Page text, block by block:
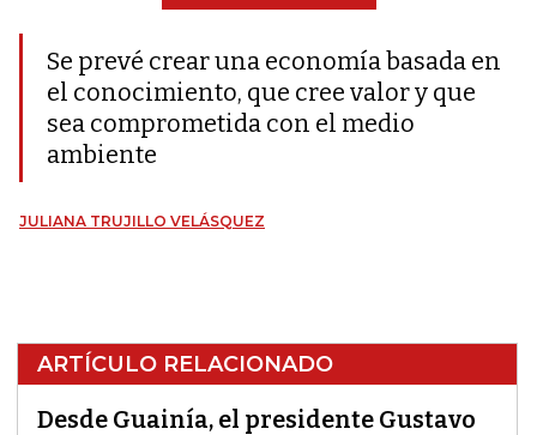
Se prevé crear una economía basada en
el conocimiento, que cree valor y que
sea comprometida con el medio
ambiente
JULIANA TRUJILLO VELÁSQUEZ
ARTÍCULO RELACIONADO
Desde Guainía, el presidente Gustavo